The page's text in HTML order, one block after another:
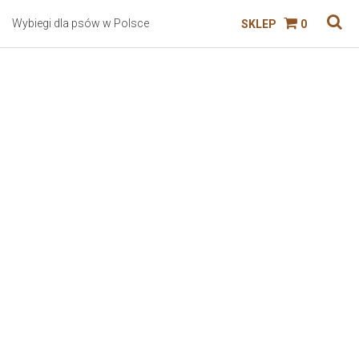
Wybiegi dla psów w Polsce SKLEP 0